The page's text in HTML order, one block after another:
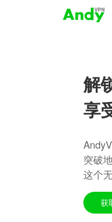
解
享
突破
这个
获